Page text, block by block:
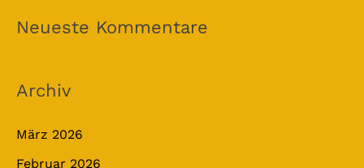
Neueste Kommentare
Archiv
März 2026
Februar 2026